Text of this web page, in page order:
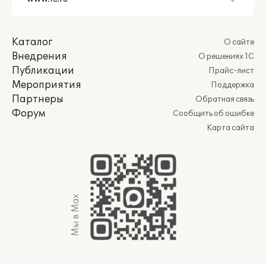
Каталог
Внедрения
Публикации
Мероприятия
Партнеры
Форум
О сайте
О решениях 1С
Прайс-лист
Поддержка
Обратная связь
Сообщить об ошибке
Карта сайта
Мы в Max